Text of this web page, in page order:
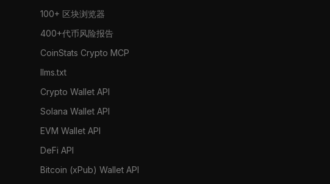
100+ 区块浏览器
400+代币风险报告
CoinStats Crypto MCP
llms.txt
Crypto Wallet API
Solana Wallet API
EVM Wallet API
DeFi API
Bitcoin (xPub) Wallet API